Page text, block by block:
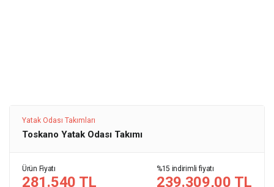
Yatak Odası Takımları
Toskano Yatak Odası Takımı
Ürün Fiyatı
281.540 TL
%15 indirimli fiyatı
239.309,00 TL